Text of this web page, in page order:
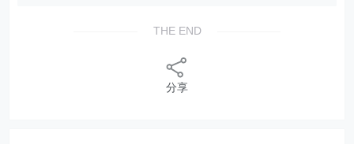
THE END
分享